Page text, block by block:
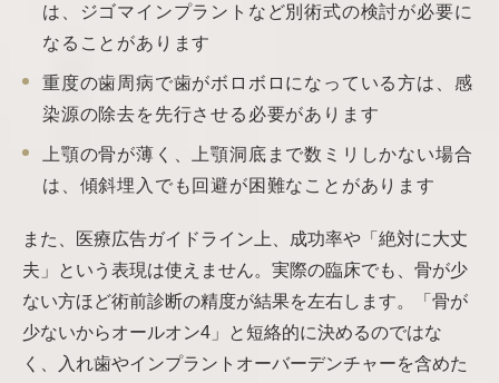
は、ジゴマインプラントなど別術式の検討が必要に
なることがあります
重度の歯周病で歯がボロボロになっている方は、感
染源の除去を先行させる必要があります
上顎の骨が薄く、上顎洞底まで数ミリしかない場合
は、傾斜埋入でも回避が困難なことがあります
また、医療広告ガイドライン上、成功率や「絶対に大丈
夫」という表現は使えません。実際の臨床でも、骨が少
ない方ほど術前診断の精度が結果を左右します。「骨が
少ないからオールオン4」と短絡的に決めるのではな
く、入れ歯やインプラントオーバーデンチャーを含めた